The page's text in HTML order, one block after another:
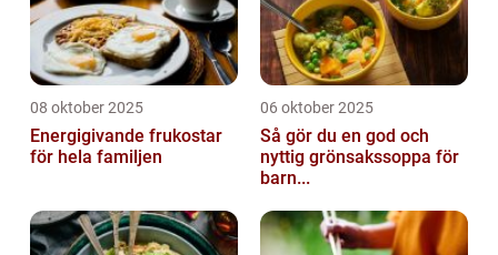
08 oktober 2025
Energigivande frukostar
för hela familjen
06 oktober 2025
Så gör du en god och
nyttig grönsakssoppa för
barn...